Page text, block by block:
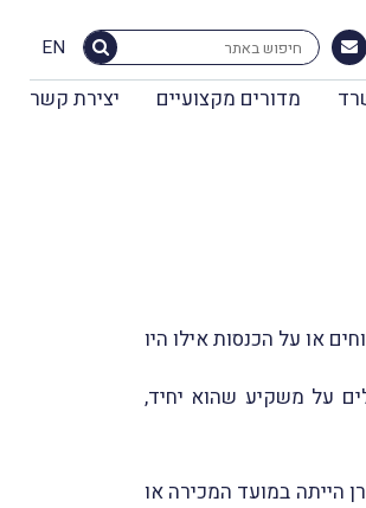
EN
מדורים מקצועיים יצירת קשר
או על הכנסות אילו היו
על משקיע שהוא יחיד,
הנסחרות בבורסה לניירות-ערך בתל-אביב חייב במס בשיעור 25%, אלא אם הקרן הייתה במועד המכירה או